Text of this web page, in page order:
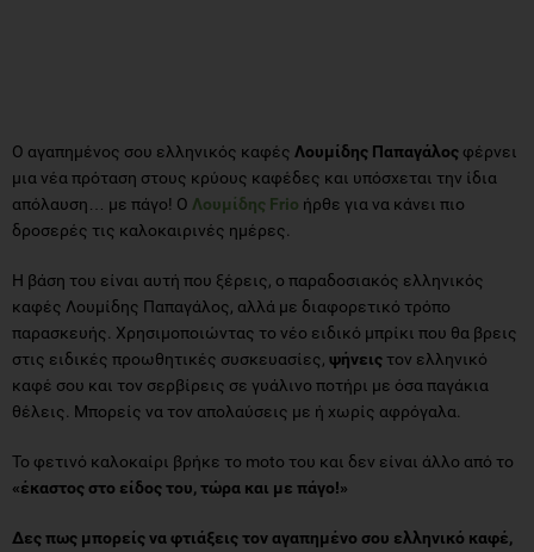
Ο αγαπημένος σου ελληνικός καφές Λουμίδης Παπαγάλος φέρνει
μια νέα πρόταση στους κρύους καφέδες και υπόσχεται την ίδια
απόλαυση… με πάγο! Ο Λουμίδης Frio ήρθε για να κάνει πιο
δροσερές τις καλοκαιρινές ημέρες.
Η βάση του είναι αυτή που ξέρεις, ο παραδοσιακός ελληνικός
καφές Λουμίδης Παπαγάλος, αλλά με διαφορετικό τρόπο
παρασκευής. Χρησιμοποιώντας το νέο ειδικό μπρίκι που θα βρεις
στις ειδικές προωθητικές συσκευασίες, ψήνεις τον ελληνικό
καφέ σου και τον σερβίρεις σε γυάλινο ποτήρι με όσα παγάκια
θέλεις. Μπορείς να τον απολαύσεις με ή χωρίς αφρόγαλα.
Το φετινό καλοκαίρι βρήκε το moto του και δεν είναι άλλο από το
«έκαστος στο είδος του, τώρα και με πάγο!»
Δεςπως μπορείς να φτιάξεις τον αγαπημένο σου ελληνικό καφέ,